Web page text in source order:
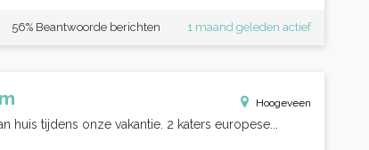
1 maand geleden actief
56% Beantwoorde berichten
Hoogeveen
tijdens onze vakantie. 2 katers europese...